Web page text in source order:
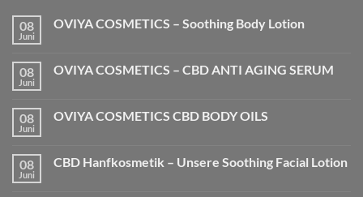
08
Juni
OVIYA COSMETICS – Soothing Body Lotion
OVIYA
Body
Lotion
08
Juni
OVIYA COSMETICS – CBD ANTI AGING SERUM
OVIYA
ANTI
AGING
08
Juni
OVIYA COSMETICS CBD BODY OILS
OVIYA
08
Juni
CBD Hanfkosmetik – Unsere Soothing Facial Lotion